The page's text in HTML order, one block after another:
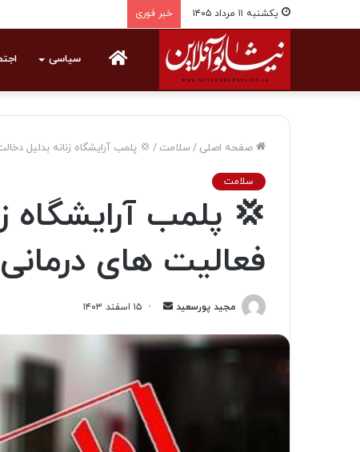
یکشنبه ۱۱ مرداد ۱۴۰۵ خبر فوری
سیاسی
صفحه اصلی /سلامت / 💢‍ پلمب آرایشگاه زنانه بدلیل
سلامت
💢‍ پلمب آرایشگاه
فعالیت های درمانی
مجید پورسعید
س
ی
ک
۱۵ اسفند ۱۴۰۳